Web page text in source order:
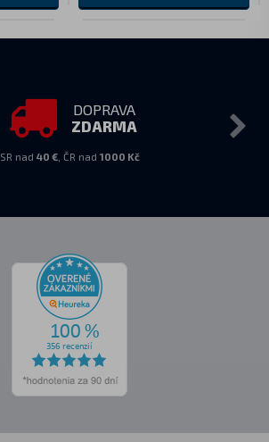
DOPRAVA
ZDARMA
SR nad 40 €, ČR nad 1000 Kč